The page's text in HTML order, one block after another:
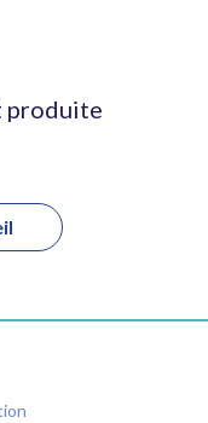
produite